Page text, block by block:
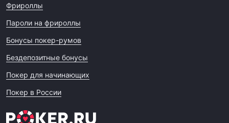
Фрироллы
Пароли на фрироллы
Бонусы покер-румов
Бездепозитные бонусы
Покер для начинающих
Покер в России